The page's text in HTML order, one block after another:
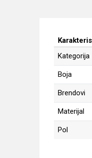
Kategorija
Boja
Brendovi
Materijal
Pol